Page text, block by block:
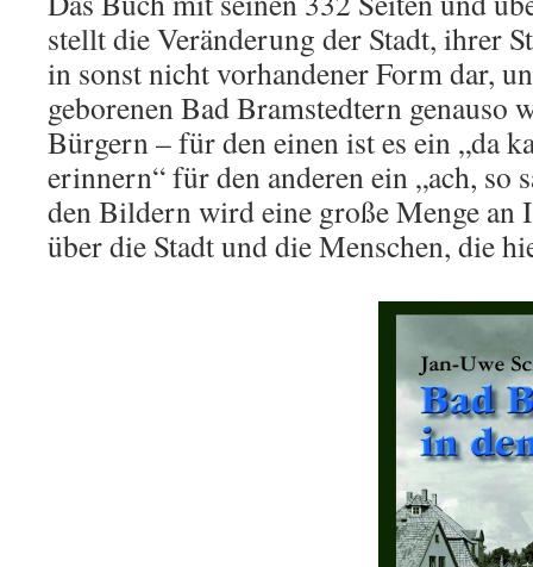
stellt die Veränderung der Stadt, ihrer
in sonst nicht vorhandener Form dar,
geborenen Bad Bramstedtern genauso
Bürgern – für den einen ist es ein „da
erinnern“ für den anderen ein „ach, so
den Bildern wird eine große Menge
über die Stadt und die Menschen, die